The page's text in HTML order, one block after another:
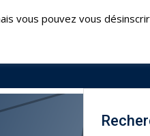
contact@turpeauformation.fr
vous pouvez vous